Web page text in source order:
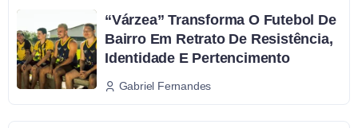
“Várzea” Transforma O Futebol De
Bairro Em Retrato De Resistência,
Identidade E Pertencimento
Gabriel Fernandes